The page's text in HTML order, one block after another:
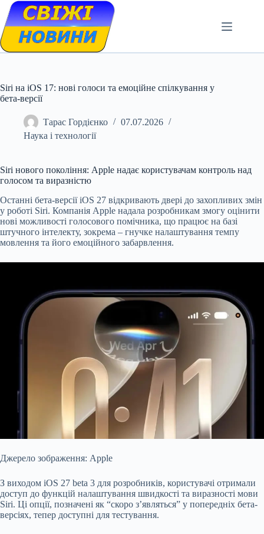
Skip
content
Siri на iOS 17: нові голоси та емоційне спілкування у
бета-версії
Тарас Гордієнко
07.07.2026
Наука і технології
Siri нового покоління: Apple надає користувачам контроль над
голосом та виразністю
Останні бета-версії iOS 27 відкривають двері до захопливих змін
у роботі Siri. Компанія Apple надала розробникам змогу оцінити
нові можливості голосового помічника, що працює на базі
штучного інтелекту, зокрема – гнучке налаштування темпу
мовлення та його емоційного забарвлення.
Джерело зображення: Apple
З виходом iOS 27 beta 3 для розробників, користувачі отримали
доступ до функцій налаштування швидкості та виразності мови
Siri. Ці опції, позначені як “скоро з’являться” у попередніх бета-
версіях, тепер доступні для тестування.